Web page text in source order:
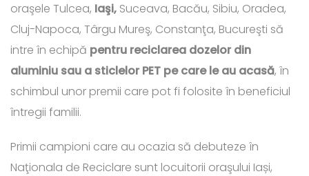
oraşele Tulcea, Iaşi, Suceava, Bacău, Sibiu, Oradea,
Cluj-Napoca, Târgu Mureş, Constanţa, Bucureşti să
intre în echipă pentru reciclarea dozelor din
aluminiu sau a sticlelor PET pe care le au acasă, în
schimbul unor premii care pot fi folosite în beneficiul
întregii familii.
Primii campioni care au ocazia să debuteze în
Naţionala de Reciclare sunt locuitorii oraşului Iași,